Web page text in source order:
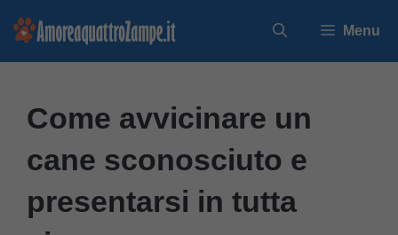
Vai
Menu
Come avvicinare un
cane sconosciuto e
presentarsi in tutta